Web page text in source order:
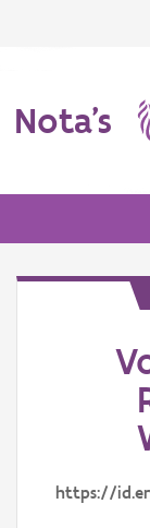
Nota's
https://